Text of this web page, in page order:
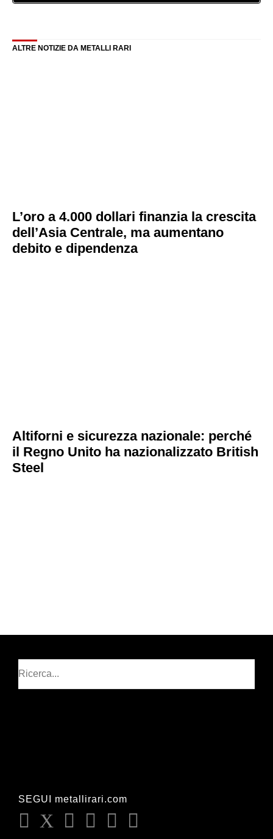
ALTRE NOTIZIE DA METALLI RARI
L’oro a 4.000 dollari finanzia la crescita
dell’Asia Centrale, ma aumentano
debito e dipendenza
Altiforni e sicurezza nazionale: perché
il Regno Unito ha nazionalizzato British
Steel
SEGUI metallirari.com